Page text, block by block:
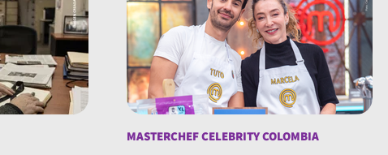
MASTERCHEF CELEBRITY COLOMBIA